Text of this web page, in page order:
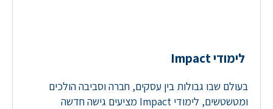
לימודי Impact
בעולם שבו גבולות בין עסקים, חברה וסביבה הולכים
ומטשטשים, לימודי Impact מציעים גישה חדשה